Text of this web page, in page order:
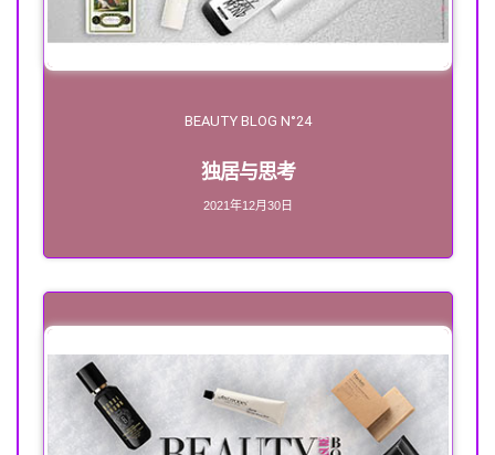
BEAUTY BLOG N°24
独居与思考
2021年12月30日